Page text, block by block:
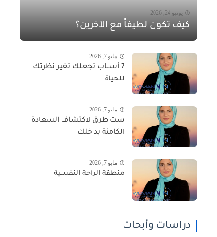
يونيو 24, 2026
كيف تكون لطيفاً مع الآخرين؟
مايو 7, 2026
7 أسباب تجعلك تغير نظرتك
للحياة
مايو 7, 2026
ست طرق لاكتشاف السعادة
الكامنة بداخلك
مايو 7, 2026
منطقة الراحة النفسية
دراسات وأبحاث